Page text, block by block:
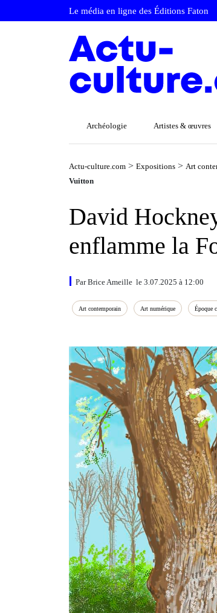
Le média en ligne des Éditions Faton
Archéologie Artistes & œuvres
Actu-culture.com > Expositions > Art
Vuitton
David
enflamme la
Par Brice Ameille le 3.07.2025 à 12:00
Art contemporain Art numérique Époque